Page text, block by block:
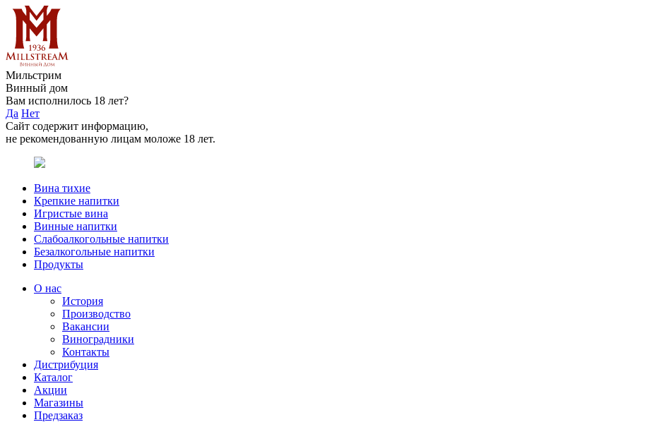
Мильстрим
Винный дом
Вам исполнилось 18 лет?
Да Нет
Сайт содержит информацию,
не рекомендованную лицам моложе 18 лет.
Вина тихие
Крепкие напитки
Игристые вина
Винные напитки
Слабоалкогольные напитки
Безалкогольные напитки
Продукты
О нас
История
Производство
Вакансии
Виноградники
Контакты
Дистрибуция
Каталог
Акции
Магазины
Предзаказ